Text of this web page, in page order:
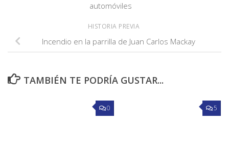
automóviles
HISTORIA PREVIA
Incendio en la parrilla de Juan Carlos Mackay
TAMBIÉN TE PODRÍA GUSTAR...
0 5